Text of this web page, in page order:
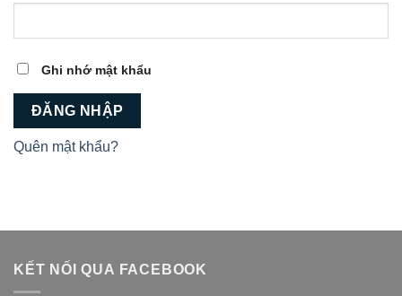
Ghi nhớ mật khẩu
ĐĂNG NHẬP
Quên mật khẩu?
KẾT NỐI QUA FACEBOOK